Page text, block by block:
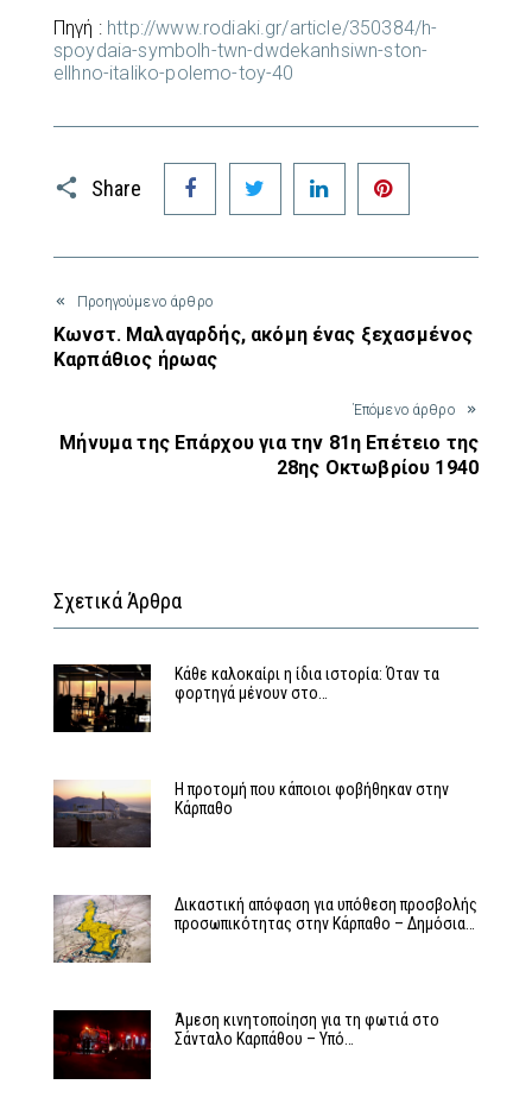
Πηγή : http://www.rodiaki.gr/article/350384/h-
spoydaia-symbolh-twn-dwdekanhsiwn-ston-
ellhno-italiko-polemo-toy-40
Share
Facebook Twitter LinkedIn
Προηγούμενο άρθρο
Κωνστ. Μαλαγαρδής, ακόμη ένας ξεχασμένος
Καρπάθιος ήρωας
Έπόμενο άρθρο
Μήνυμα της Επάρχου για την 81η Επέτειο της
28ης Οκτωβρίου 1940
Σχετικά Άρθρα
Κάθε καλοκαίρι η ίδια ιστορία: Όταν τα
φορτηγά μένουν στο…
Η προτομή που κάποιοι φοβήθηκαν στην
Κάρπαθο
Δικαστική απόφαση για υπόθεση προσβολής
προσωπικότητας στην Κάρπαθο – Δημόσια…
Άμεση κινητοποίηση για τη φωτιά στο
Σάνταλο Καρπάθου – Υπό…